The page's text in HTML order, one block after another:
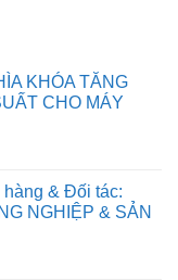
KHÓA TĂNG
CHO MÁY
hàng & Đối tác:
NGHIỆP & SẢN